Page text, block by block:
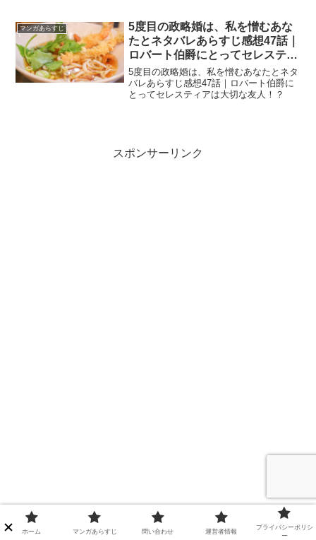
マンガあらすじ
5度目の政略婚は、私を憎むあな
たとネタバレあらすじ感想47話｜
ロバート伯爵にとってセレスティ
アは大切な友人！？
5度目の政略婚は、私を憎むあなたとネタ
バレあらすじ感想47話｜ロバート伯爵に
とってセレスティアは大切な友人！？
スポンサーリンク
ホーム マンガあらすじ 問い合わせ 運営者情報
プライバシーポリシ
ー